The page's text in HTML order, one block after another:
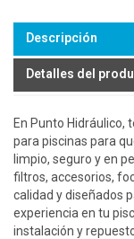
Descripción
Detalles del
En Punto Hidráulico,
para piscinas para
limpio, seguro y en
filtros, accesorios,
calidad y diseñados
experiencia en tu
instalación y